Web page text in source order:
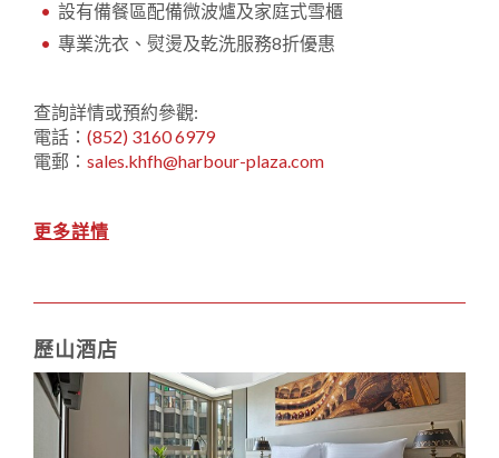
設有備餐區配備微波爐及家庭式雪櫃
專業洗衣、熨燙及乾洗服務8折優惠
查詢詳情或預約參觀:
電話： (852) 3160 6979
電郵： sales.khfh@harbour-plaza.com
更多詳情
歷山酒店